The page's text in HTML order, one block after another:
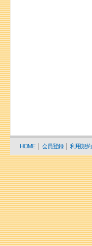
HOME 会員登録 利用規約